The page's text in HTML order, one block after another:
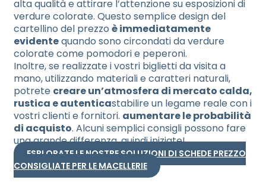
alta qualità e attirare l’attenzione su esposizioni di
verdure colorate. Questo semplice design del
cartellino del prezzo è immediatamente
evidentequando sono circondati da verdure
colorate come pomodori e peperoni.
Inoltre, se realizzate i vostri biglietti da visita a
mano, utilizzando materiali e caratteri naturali,
potrete creare un’atmosfera di mercato calda,
rustica e autenticastabilire un legame reale con i
vostri clienti e fornitori. aumentare le probabilità
di acquisto. Alcuni semplici consigli possono fare
una grande differenza, quindi iniziate!
ESPLORATE LE NOSTRE SOLUZIONI DI SCHEDE PREZZO
CONSIGLIATE PER LE MACELLERIE